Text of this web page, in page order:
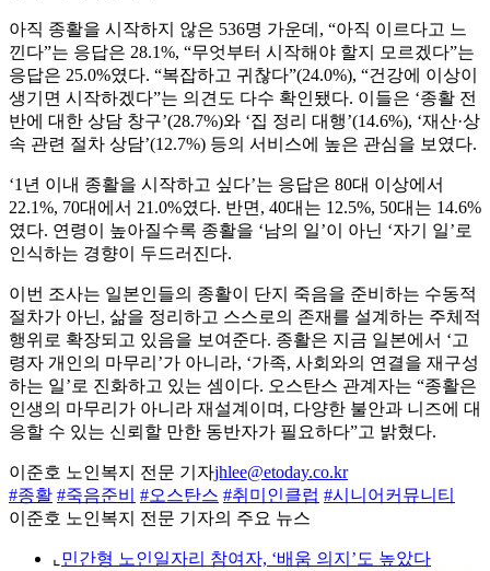
아직 종활을 시작하지 않은 536명 가운데, “아직 이르다고 느
낀다”는 응답은 28.1%, “무엇부터 시작해야 할지 모르겠다”는
응답은 25.0%였다. “복잡하고 귀찮다”(24.0%), “건강에 이상이
생기면 시작하겠다”는 의견도 다수 확인됐다. 이들은 ‘종활 전
반에 대한 상담 창구’(28.7%)와 ‘집 정리 대행’(14.6%), ‘재산·상
속 관련 절차 상담’(12.7%) 등의 서비스에 높은 관심을 보였다.
‘1년 이내 종활을 시작하고 싶다’는 응답은 80대 이상에서
22.1%, 70대에서 21.0%였다. 반면, 40대는 12.5%, 50대는 14.6%
였다. 연령이 높아질수록 종활을 ‘남의 일’이 아닌 ‘자기 일’로
인식하는 경향이 두드러진다.
이번 조사는 일본인들의 종활이 단지 죽음을 준비하는 수동적
절차가 아닌, 삶을 정리하고 스스로의 존재를 설계하는 주체적
행위로 확장되고 있음을 보여준다. 종활은 지금 일본에서 ‘고
령자 개인의 마무리’가 아니라, ‘가족, 사회와의 연결을 재구성
하는 일’로 진화하고 있는 셈이다. 오스탄스 관계자는 “종활은
인생의 마무리가 아니라 재설계이며, 다양한 불안과 니즈에 대
응할 수 있는 신뢰할 만한 동반자가 필요하다”고 밝혔다.
이준호 노인복지 전문 기자jhlee@etoday.co.kr
#종활 #죽음준비 #오스탄스 #취미인클럽 #시니어커뮤니티
이준호 노인복지 전문 기자의 주요 뉴스
⌞ 민간형 노인일자리 참여자, ‘배움 의지’도 높았다